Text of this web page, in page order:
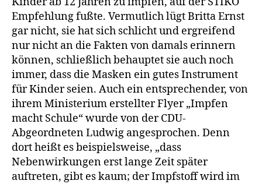
Empfehlung fußte. Vermutlich lügt Britta Ernst
gar nicht, sie hat sich schlicht und ergreifend
nur nicht an die Fakten von damals erinnern
können, schließlich behauptet sie auch noch
immer, dass die Masken ein gutes Instrument
für Kinder seien. Auch ein entsprechender, von
ihrem Ministerium erstellter Flyer „Impfen
macht Schule“ wurde von der CDU-
Abgeordneten Ludwig angesprochen. Denn
dort heißt es beispielsweise, „dass
Nebenwirkungen erst lange Zeit später
auftreten, gibt es kaum; der Impfstoff wird im